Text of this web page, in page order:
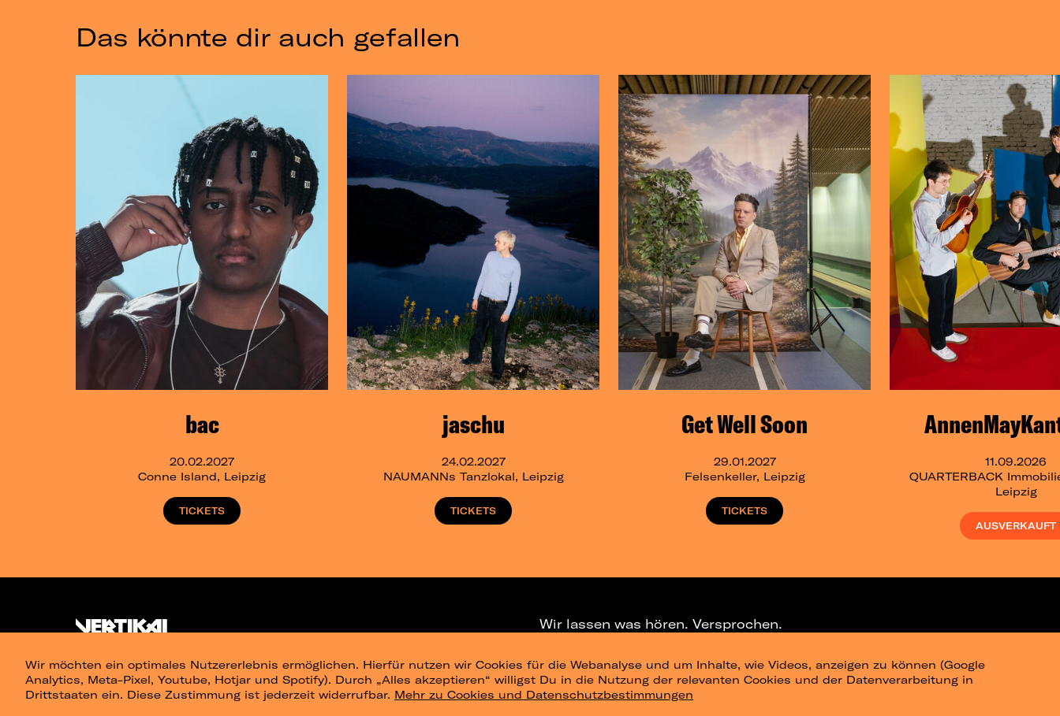
Das könnte dir auch gefallen
bac
20.02.2027
Conne Island, Leipzig
TICKETS
jaschu
24.02.2027
NAUMANNs Tanzlokal, Leipzig
TICKETS
Get Well Soon
29.01.2027
Felsenkeller, Leipzig
TICKETS
11.09.2026
QUARTERBACK
Leipzig
AUSVERKAUFT
Wir möchten ein optimales Nutzererlebnis ermöglichen. Hierfür nutzen wir Cookies für die Webanalyse und um Inhalte, wie Videos, anzeigen zu können (Google
Analytics, Meta-Pixel, Youtube, Hotjar und Spotify). Durch „Alles akzeptieren“ willigst Du in die Nutzung der relevanten Cookies und der Datenverarbeitung in
Drittstaaten ein. Diese Zustimmung ist jederzeit widerrufbar. Mehr zu Cookies und Datenschutzbestimmungen
Wir lassen was hören. Versprochen.
NEWSLETTER TELEGRAM-CHANNEL